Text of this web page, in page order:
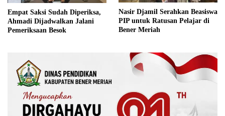
Empat Saksi Sudah Diperiksa,
Ahmadi Dijadwalkan Jalani
Pemeriksaan Besok
Nasir Djamil Serahkan Beasiswa
PIP untuk Ratusan Pelajar di
Bener Meriah